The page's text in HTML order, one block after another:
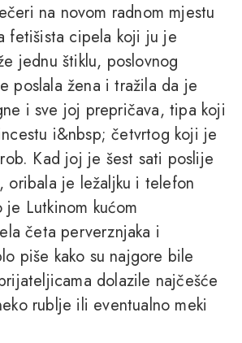
na novom radnom mjestu
fetišista cipela koji ju je
jednu štiklu, poslovnog
poslala žena i tražila da je
i sve joj prepričava, tipa koji
i&nbsp; četvrtog koji je
Kad joj je šest sati poslije
oribala je ležaljku i telefon
je Lutkinom kućom
četa perverznjaka i
piše kako su najgore bile
dolazile najčešće
rublje ili eventualno meki